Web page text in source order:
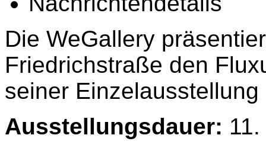
Die WeGallery
Friedrichstraße den
seiner Einzelausstellung
Ausstellungsdauer: